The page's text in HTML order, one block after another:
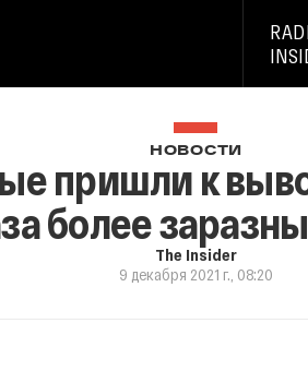
НОВОСТИ
пришли к
более
The Insider
9 декабря 2021 г., 08:20